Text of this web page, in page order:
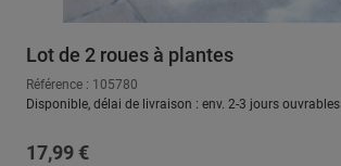
Lot de 2 roues à plantes
Référence : 105780
Disponible, délai de livraison : env. 2-3 jours ouvrables
Prix régulier :
17,99 €